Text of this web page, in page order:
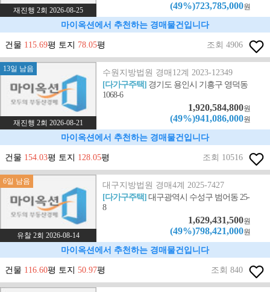
재진행 2회 2026-08-25 (49%)723,785,000원
마이옥션에서 추천하는 경매물건입니다
건물 115.69평 토지 78.05평 조회 4906
13일 남음
재진행 2회 2026-08-21
수원지방법원 경매12계 2023-12349
[다가구주택] 경기도 용인시 기흥구 영덕동
1068-6
1,920,584,800원
(49%)941,086,000원
마이옥션에서 추천하는 경매물건입니다
건물 154.03평 토지 128.05평 조회 10516
6일 남음
유찰 2회 2026-08-14
대구지방법원 경매4계 2025-7427
[다가구주택]대구광역시 수성구 범어동 25-
8
1,629,431,500원
(49%)798,421,000원
마이옥션에서 추천하는 경매물건입니다
건물 116.60평 토지 50.97평 조회 840